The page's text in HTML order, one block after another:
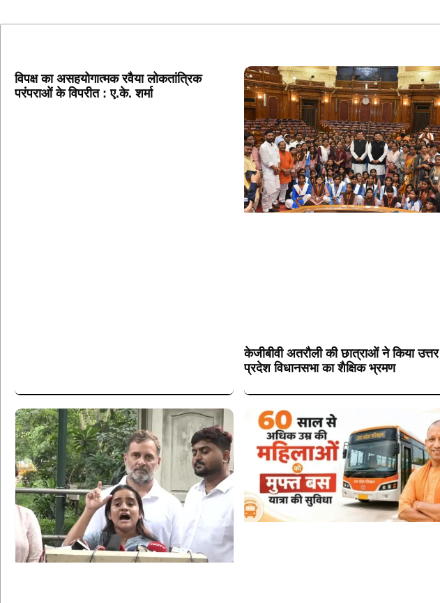
विपक्ष का असहयोगात्मक रवैया लोकतांत्रिक
परंपराओं के विपरीत : ए.के. शर्मा
केजीबीवी अतरौली की छात्राओं ने किया उत्तर
प्रदेश विधानसभा का शैक्षिक भ्रमण